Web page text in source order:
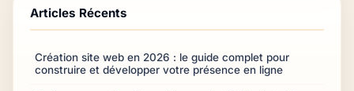
Articles Récents
Création site web en 2026 : le guide complet pour
construire et développer votre présence en ligne